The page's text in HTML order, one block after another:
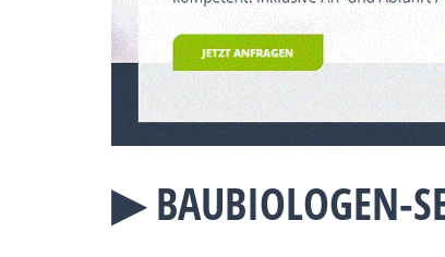
▶︎ BAUBIOLOGEN-